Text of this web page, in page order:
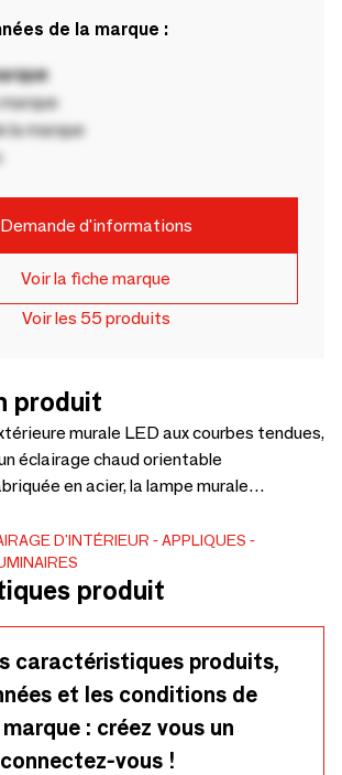
de la marque :
la marque
Demande d'informations
Voir la fiche marque
Voir les 55 produits
produit
murale LED aux courbes tendues,
éclairage chaud orientable
en acier, la lampe murale
s’intègre parfaitement aux différentes
et contemporaines. –
Polyzinc – Position du spot :
Dimensions : 240 x 120 x 280 mm.
D'INTÉRIEUR
APPLIQUES
produit
caractéristiques produits,
et les conditions de
: créez vous un
vous !